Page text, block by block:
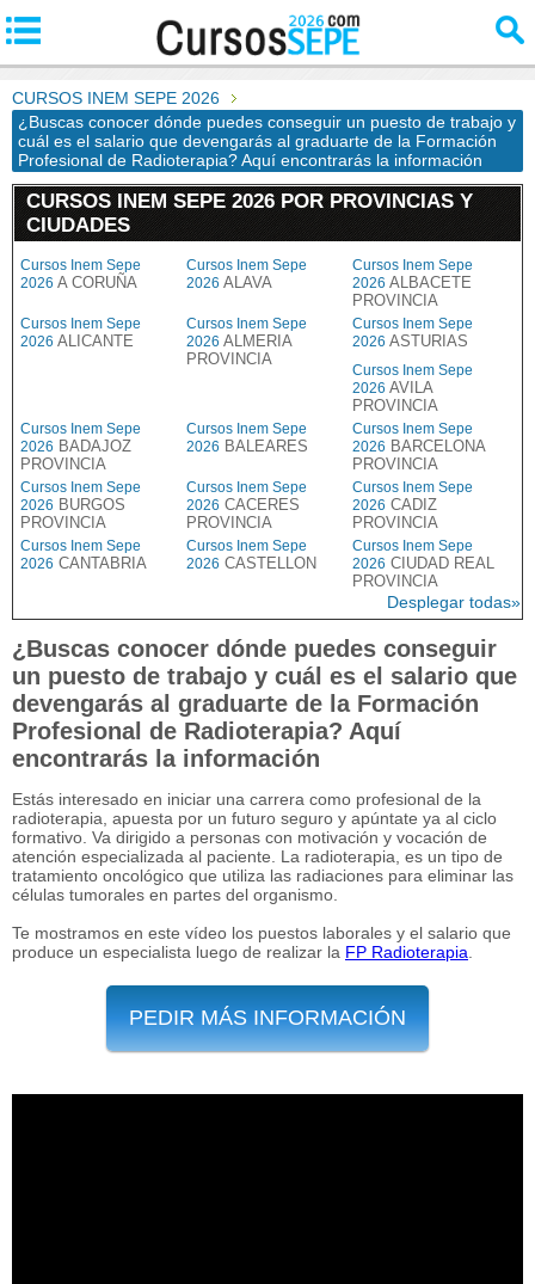
CURSOS INEM SEPE 2026
¿Buscas conocer dónde puedes conseguir un puesto de trabajo y
cuál es el salario que devengarás al graduarte de la Formación
Profesional de Radioterapia? Aquí encontrarás la información
CURSOS INEM SEPE 2026 POR PROVINCIAS Y
CIUDADES
Cursos Inem Sepe
2026 A CORUÑA
Cursos Inem Sepe
2026 ALAVA
Cursos Inem Sepe
2026 ALBACETE
PROVINCIA
Cursos Inem Sepe
2026 ALICANTE
Cursos Inem Sepe
2026 ALMERIA
PROVINCIA
Cursos Inem Sepe
2026 ASTURIAS
Cursos Inem Sepe
2026 AVILA
PROVINCIA
Cursos Inem Sepe
2026 BADAJOZ
PROVINCIA
Cursos Inem Sepe
2026 BALEARES
Cursos Inem Sepe
2026 BARCELONA
PROVINCIA
Cursos Inem Sepe
2026 BURGOS
PROVINCIA
Cursos Inem Sepe
2026 CACERES
PROVINCIA
Cursos Inem Sepe
2026 CADIZ
PROVINCIA
Cursos Inem Sepe
2026 CANTABRIA
Cursos Inem Sepe
2026 CASTELLON
Cursos Inem Sepe
2026 CIUDAD REAL
PROVINCIA
Desplegar todas»
¿Buscas conocer dónde puedes conseguir
un puesto de trabajo y cuál es el salario que
devengarás al graduarte de la Formación
Profesional de Radioterapia? Aquí
encontrarás la información
Estás interesado en iniciar una carrera como profesional de la
radioterapia, apuesta por un futuro seguro y apúntate ya al ciclo
formativo. Va dirigido a personas con motivación y vocación de
atención especializada al paciente. La radioterapia, es un tipo de
tratamiento oncológico que utiliza las radiaciones para eliminar las
células tumorales en partes del organismo.
Te mostramos en este vídeo los puestos laborales y el salario que
produce un especialista luego de realizar la FP Radioterapia
PEDIR MÁS INFORMACIÓN